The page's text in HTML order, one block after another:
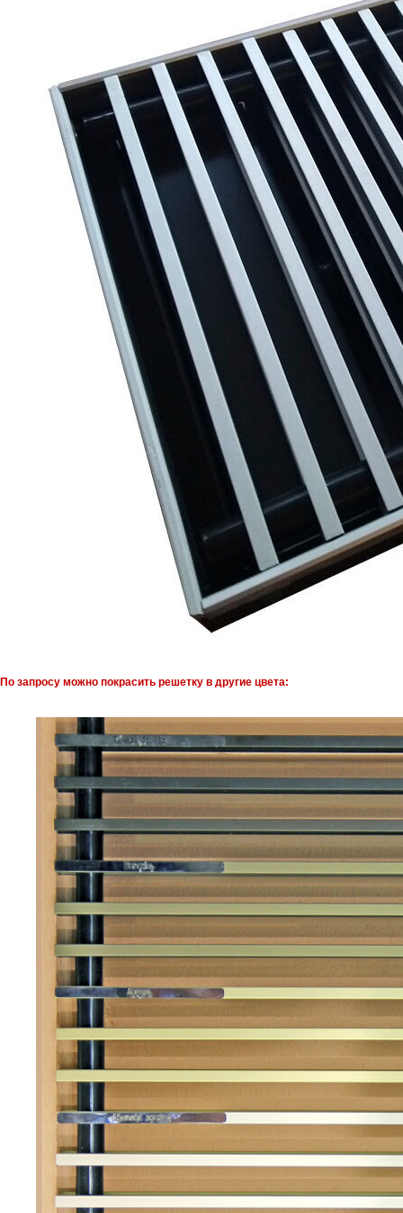
По запросу можно покрасить решетку в другие цвета: